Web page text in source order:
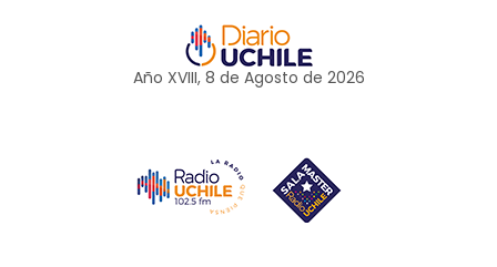
Año XVIII, 8 de Agosto de 2026